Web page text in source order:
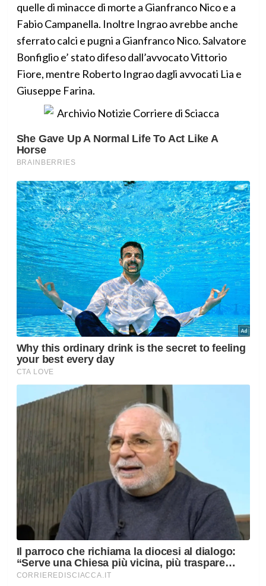
quelle di minacce di morte a Gianfranco Nico e a
Fabio Campanella. Inoltre Ingrao avrebbe anche
sferrato calci e pugni a Gianfranco Nico. Salvatore
Bonfiglio e’ stato difeso dall’avvocato Vittorio
Fiore, mentre Roberto Ingrao dagli avvocati Lia e
Giuseppe Farina.